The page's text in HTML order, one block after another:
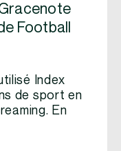
Football
Index
de sport en
En